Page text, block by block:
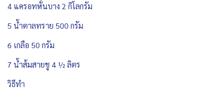
4 แครอทหั่นบาง 2 กิโลกรัม
5 น้ำตาลทราย 500 กรัม
6 เกลือ 50 กรัม
7 น้ำส้มสายชู 4 ½ ลิตร
วิธีทำ